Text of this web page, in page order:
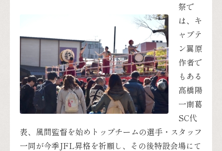
祭で
は、キ
ャプテ
ン翼原
作者で
もある
高橋陽
一南葛
SC代
表、風間監督を始めトップチームの選手・スタッフ
一同が今季JFL昇格を祈願し、その後特設会場にて